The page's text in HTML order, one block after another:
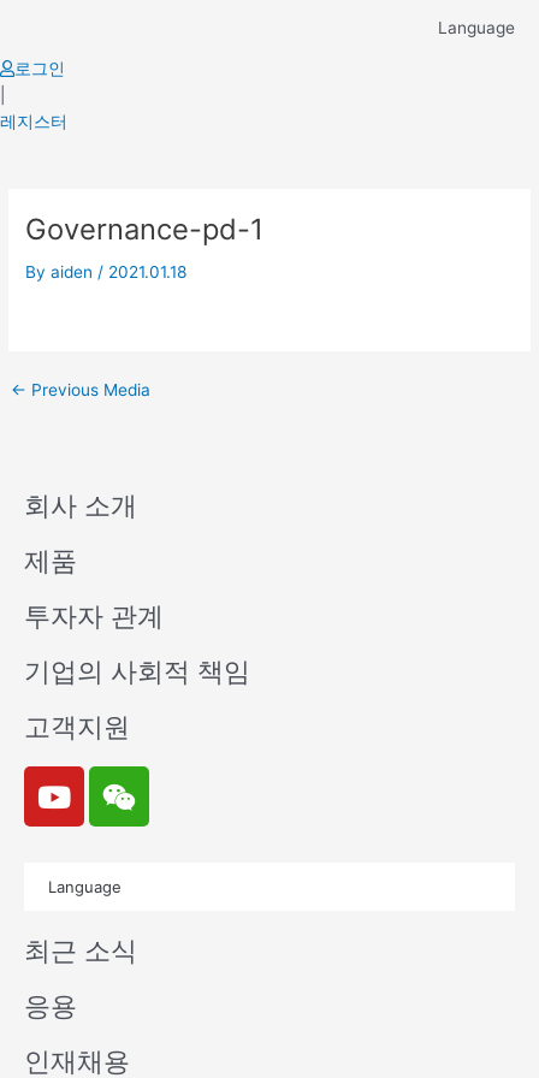
content
Language
로그인
레지스터
Governance-pd-1
Byaiden / 2021.01.18
navigation
← Previous Media
회사 소개
제품
투자자 관계
기업의 사회적 책임
고객지원
Y
o
u
e
W
e
i
n
Language
최근 소식
응용
인재채용